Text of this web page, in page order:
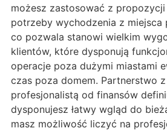
możesz zastosować z
potrzeby wychodzenia z miejsca
co pozwala stanowi wielkim
klientów, które dysponują
operacje poza dużymi miastami
czas poza domem. Partnerstwo
profesjonalistą od finansów
dysponujesz łatwy wgląd do
masz możliwość liczyć na